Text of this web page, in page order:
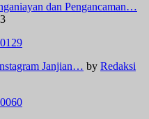
dan Pengancaman…
Janjian… by Redaksi